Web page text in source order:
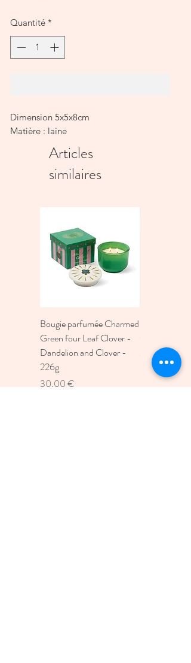
Quantité *
Dimension 5x5x8cm
Matière : laine
Articles
similaires
Bougie parfumée Charmed
Green four Leaf Clover -
Dandelion and Clover -
226g
Prix
30,00 €
Moon
Prix
30,00 €